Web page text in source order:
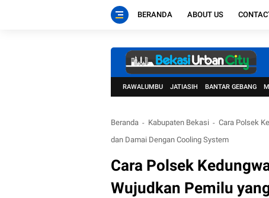
BERANDA ABOUT US
RAWALUMBU JATIASIH BANTAR GEBANG
Beranda Kabupaten Bekasi
Cara Polsek
dan Damai Dengan Cooling System
Cara Polsek
Wujudkan Pemilu